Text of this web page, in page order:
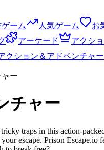
ーム 人気ゲーム
お
アーケード アクシ
クション＆アドベンチャー
ー
チャー
traps in this action-
escape. Prison